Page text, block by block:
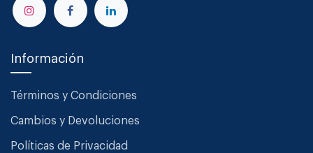
Información
Términos y Condiciones
Cambios y Devoluciones
Políticas de Privacidad